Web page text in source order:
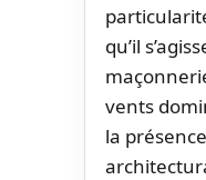
qu’il
vents
la